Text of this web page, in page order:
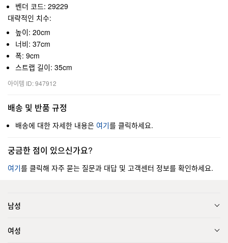
벤더 코드: 29229
대략적인 치수:
높이: 20cm
너비: 37cm
폭: 9cm
스트랩 길이: 35cm
아이템 ID: 947912
배송 및 반품 규정
배송에 대한 자세한 내용은 여기를 클릭하세요.
궁금한 점이 있으신가요?
여기를 클릭해 자주 묻는 질문과 대답 및 고객센터 정보를 확인하세요.
남성
여성